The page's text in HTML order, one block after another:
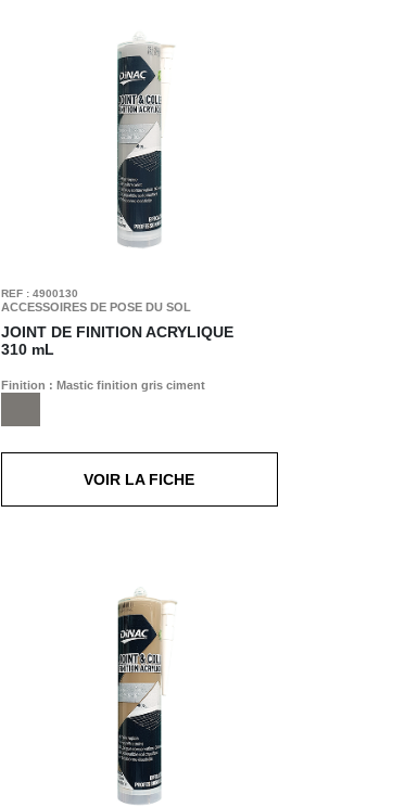
REF : 4900130
ACCESSOIRES DE POSE DU SOL
JOINT DE FINITION ACRYLIQUE
310 mL
Finition : Mastic finition gris ciment
VOIR LA FICHE